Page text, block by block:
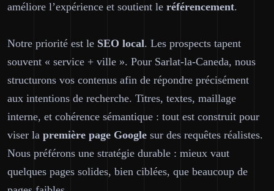
améliore l’expérience et soutient le référencement.
Notre priorité est le SEO local. Les prospects tapent
souvent « service + ville ». Pour Sarlat-la-Caneda, nous
structurons vos contenus afin de répondre précisément
aux intentions de recherche. Titres, textes, maillage
interne, et cohérence sémantique : tout est construit pour
viser la première page Google sur des requêtes réalistes.
Nous préférons une stratégie durable : mieux vaut
quelques pages solides, bien ciblées, que beaucoup de